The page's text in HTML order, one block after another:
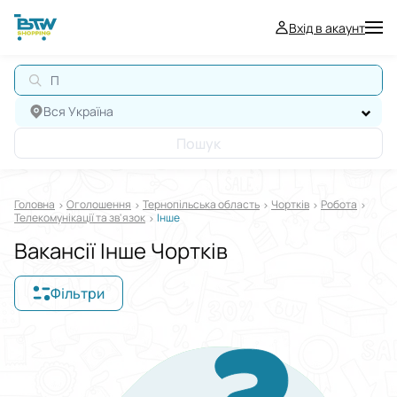
Вхід в акаунт
П
Вся Україна
Пошук
Головна Оголошення Тернопільська область Чортків
Робота
Телекомунікації та зв'язок
Інше
Вакансії Інше Чортків
Фільтри